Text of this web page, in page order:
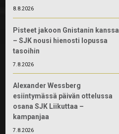
8.8.2026
Pisteet jakoon Gnistanin kanssa
– SJK nousi hienosti lopussa
tasoihin
7.8.2026
Alexander Wessberg
esiintymässä päivän ottelussa
osana SJK Liikuttaa –
kampanjaa
7.8.2026